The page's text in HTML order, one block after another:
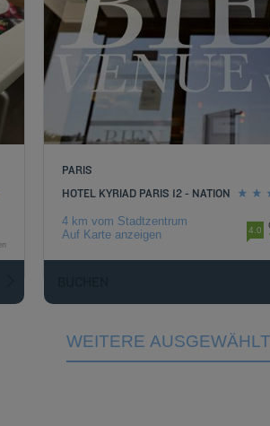
PARIS
HOTEL KYRIAD PARIS 12 - NATION
4 km vom Stadtzentrum
Auf Karte anzeigen
4.0
WEITERE